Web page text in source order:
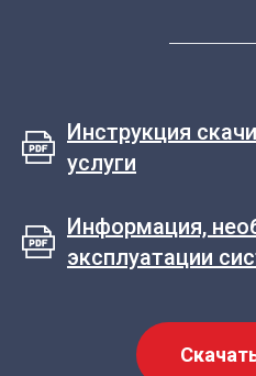
Инструкция
услуги
Информация,
эксплуатации